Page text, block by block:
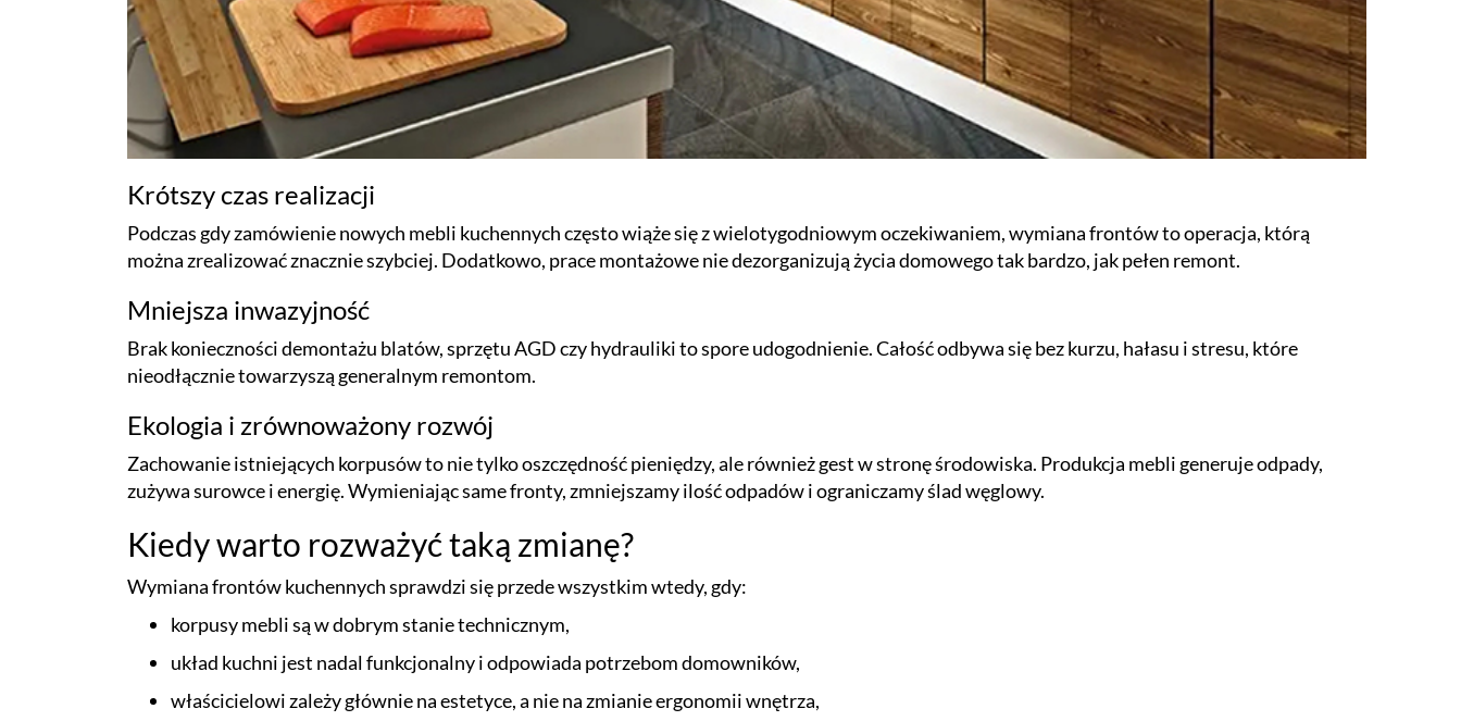
Krótszy czas realizacji
Podczas gdy zamówienie nowych mebli kuchennych często wiąże się z wielotygodniowym oczekiwaniem, wymiana frontów to operacja, którą
można zrealizować znacznie szybciej. Dodatkowo, prace montażowe nie dezorganizują życia domowego tak bardzo, jak pełen remont.
Mniejsza inwazyjność
Brak konieczności demontażu blatów, sprzętu AGD czy hydrauliki to spore udogodnienie. Całość odbywa się bez kurzu, hałasu i stresu, które
nieodłącznie towarzyszą generalnym remontom.
Ekologia i zrównoważony rozwój
Zachowanie istniejących korpusów to nie tylko oszczędność pieniędzy, ale również gest w stronę środowiska. Produkcja mebli generuje odpady,
zużywa surowce i energię. Wymieniając same fronty, zmniejszamy ilość odpadów i ograniczamy ślad węglowy.
Kiedy warto rozważyć taką zmianę?
Wymiana frontów kuchennych sprawdzi się przede wszystkim wtedy, gdy:
korpusy mebli są w dobrym stanie technicznym,
układ kuchni jest nadal funkcjonalny i odpowiada potrzebom domowników,
właścicielowi zależy głównie na estetyce, a nie na zmianie ergonomii wnętrza,